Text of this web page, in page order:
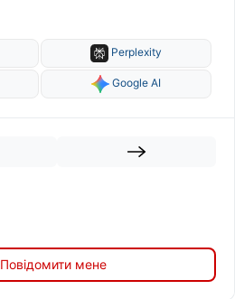
Perplexity
Google AI
Повідомити мене